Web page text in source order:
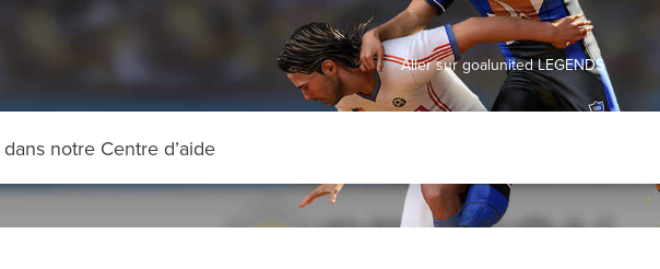
Aller sur goalunited LEGENDS